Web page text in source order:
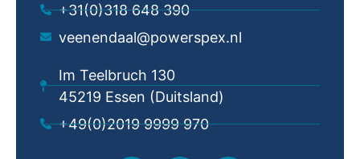
+31(0)318 648 390
veenendaal@powerspex.nl
Im Teelbruch 130
45219 Essen (Duitsland)
+49(0)2019 9999 970